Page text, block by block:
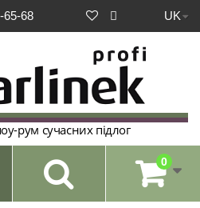
UK
65-68
рум сучасних підлог
0